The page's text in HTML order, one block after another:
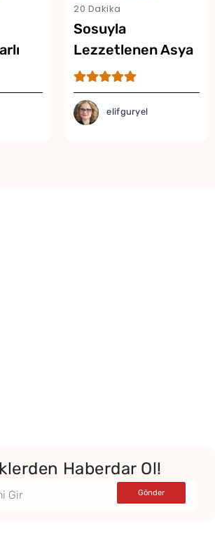
20 Dakika
Sosuyla
Lezzetlenen Asya
Usulü Acılı
Salatalık Salatası
elifguryel
Haberdar Ol!